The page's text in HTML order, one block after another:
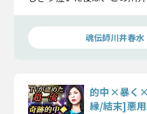
にしましょう……
魂伝師川井春水
的中×暴く
縁/結末]悪